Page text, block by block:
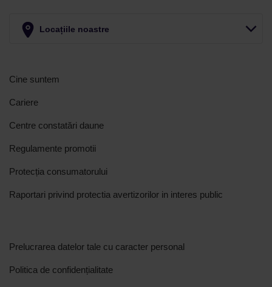
Locațiile noastre
Cine suntem
Cariere
Centre constatări daune
Regulamente promotii
Protecția consumatorului
Raportari privind protectia avertizorilor in interes public
Prelucrarea datelor tale cu caracter personal
Politica de confidențialitate